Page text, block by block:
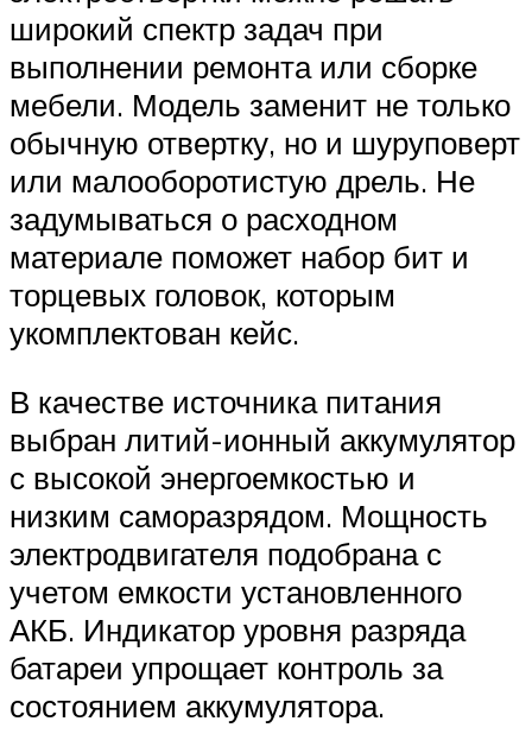
широкий спектр задач при
выполнении ремонта или сборке
мебели. Модель заменит не только
обычную отвертку, но и шуруповерт
или малооборотистую дрель. Не
задумываться о расходном
материале поможет набор бит и
торцевых головок, которым
укомплектован кейс.
В качестве источника питания
выбран литий-ионный аккумулятор
с высокой энергоемкостью и
низким саморазрядом. Мощность
электродвигателя подобрана с
учетом емкости установленного
АКБ. Индикатор уровня разряда
батареи упрощает контроль за
состоянием аккумулятора.